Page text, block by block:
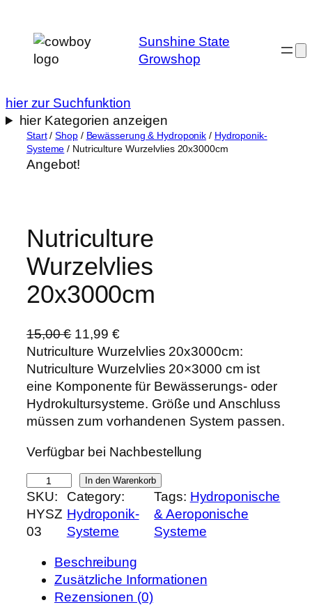
Inhalt
springen
Sunshine State
Growshop
hier zur Suchfunktion
hier Kategorien anzeigen
Start/Shop/ Bewässerung & Hydroponik / Hydroponik-
Systeme / Nutriculture Wurzelvlies 20x3000cm
Angebot!
Nutriculture
Wurzelvlies
20x3000cm
15,00€ U
r
s
p
r
ü
g
i
c
h
e
r
P
r
11,99 €A
k
t
u
e
l
e
r
P
r
s
i
s
Nutriculture Wurzelvlies 20x3000cm:
Nutriculture Wurzelvlies 20×3000 cm ist
eine Komponente für Bewässerungs- oder
Hydrokultursysteme. Größe und Anschluss
müssen zum vorhandenen System passen.
Verfügbar bei Nachbestellung
u
t
r
In den Warenkorb
SKU:
HYSZ
03
Category:
Hydroponik-
Systeme
Tags: Hydroponische
& Aeroponische
Systeme
Beschreibung
Zusätzliche Informationen
Rezensionen (0)